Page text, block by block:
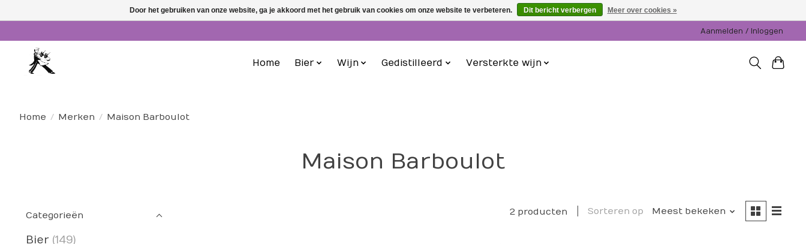
Aanmelden / Inloggen
Home Bier Wijn Gedistilleerd Versterkte wijn
Home / Merken / Maison Barboulot
Maison Barboulot
Categorieën
Bier (149)
2 producten Sorteren op Meest bekeken
Door het gebruiken van onze website, ga je akkoord met het gebruik van cookies om onze website te verbeteren. Dit bericht verbergen Meer over cookies »